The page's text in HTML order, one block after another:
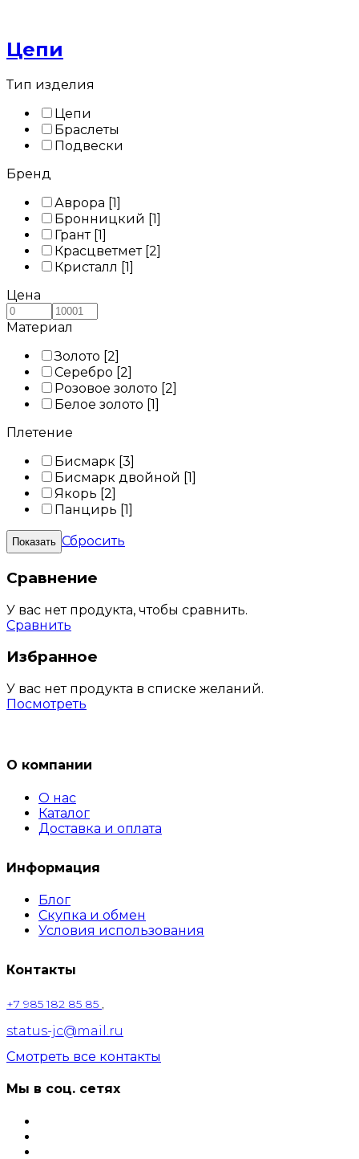
Цепи
Тип изделия
Цепи
Браслеты
Подвески
Бренд
Аврора [1]
Бронницкий [1]
Грант[1]
Красцветмет[2]
Кристалл [1]
Цена
Материал
Золото [2]
Серебро [2]
Розовое золото [2]
Белое золото [1]
Плетение
Бисмарк [3]
Бисмарк двойной [1]
Якорь [2]
Панцирь [1]
Сбросить
Сравнение
У вас нет продукта, чтобы сравнить.
Сравнить
Избранное
У вас нет продукта в списке желаний.
Посмотреть
О компании
О нас
Каталог
Доставка и оплата
Информация
Блог
Скупка и обмен
Условия использования
Контакты
+7 985 182 85 85 ,
status-jc@mail.ru
Смотреть все контакты
Мы в соц. сетях